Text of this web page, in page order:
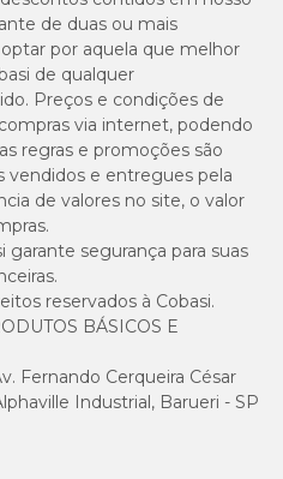
de duas ou mais
por aquela que melhor
de qualquer
Preços e condições de
via internet, podendo
regras e promoções são
vendidos e entregues pela
de valores no site, o valor
garante segurança para suas
reservados à Cobasi.
BÁSICOS E
Fernando Cerqueira César
Industrial, Barueri - SP